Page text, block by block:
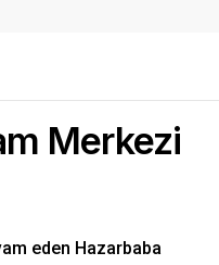
Merkezi
eden Hazarbaba